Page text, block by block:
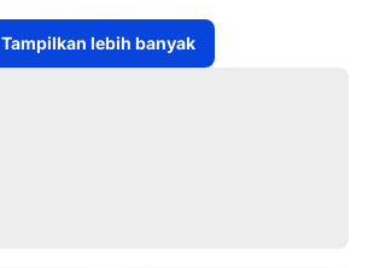
Tampilkan lebih banyak